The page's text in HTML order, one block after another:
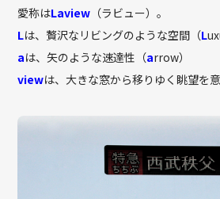
愛称はLaview （ラビュー）。
Lは、贅沢なリビングのような空間（L
aは、矢のような速達性（arrow）
viewは、大きな窓から移りゆく眺望を